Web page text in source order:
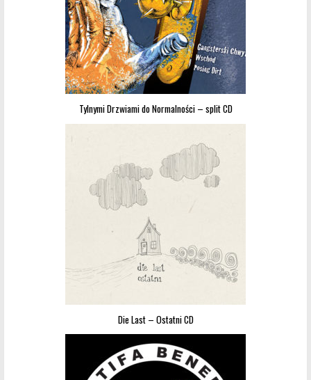
Tylnymi Drzwiami do Normalności – split CD
Die Last – Ostatni CD